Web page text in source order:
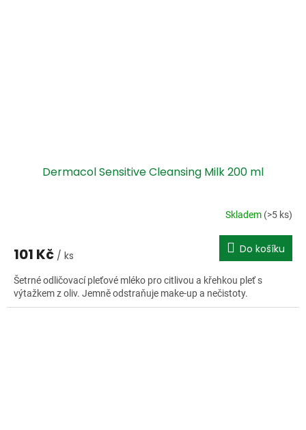
Dermacol Sensitive Cleansing Milk 200 ml
Skladem (>5 ks)
101 Kč / ks Do košíku
Šetrné odličovací pleťové mléko pro citlivou a křehkou pleť s
výtažkem z oliv. Jemně odstraňuje make-up a nečistoty.